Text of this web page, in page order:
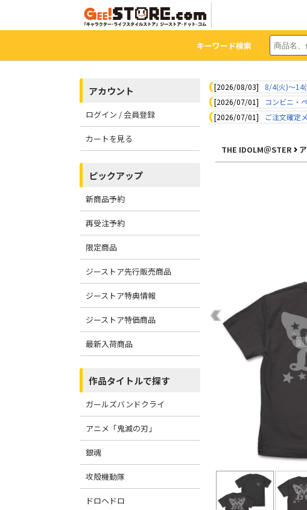
キーワード検索
アカウント
ログイン / 会員登録
カートを見る
ピックアップ
新商品予約
再受注予約
限定商品
ジーストア先行販売商品
ジーストア特典情報
ジーストア特価商品
最新入荷商品
作品タイトルで探す
ガールズバンドクライ
アニメ「鬼滅の刃」
銀魂
攻殻機動隊
ドロヘドロ
[2026/08/03]
8/4(火)～
[2026/07/01]
コンビニ・
[2026/07/01]
ご注文確定
THE IDOLM＠STER